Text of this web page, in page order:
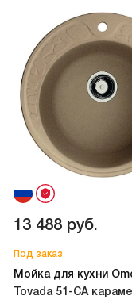
Под заказ
Мойка для кухни
Tovada 51-CA
13 488 руб.